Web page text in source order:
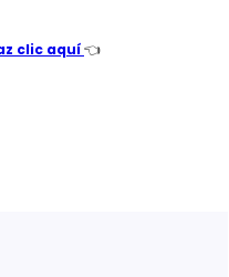
clic aquí👈